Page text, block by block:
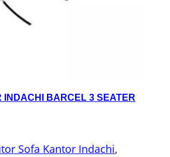
INDACHI BARCEL 3 SEATER
Sofa Kantor Indachi